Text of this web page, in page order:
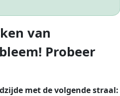
van
Probeer
met de volgende straal: